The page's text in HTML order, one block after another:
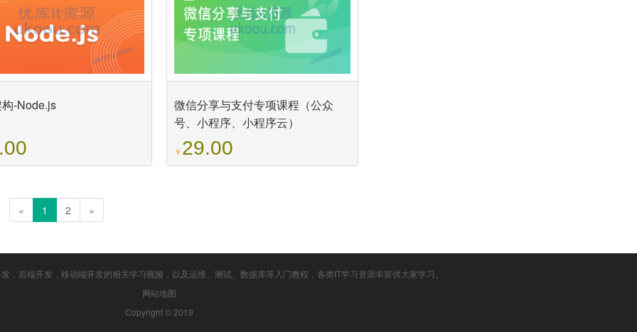
-Node.js
微信分享与支付专项课程（公众
号、小程序、小程序云）
￥29.00
« 1 2 »
，后端开发，移动端开发的相关学习视频，以及运维、测试、数据库等入门教程，各类IT学习资源丰富供大家学习。
网站地图
Copyright © 2019